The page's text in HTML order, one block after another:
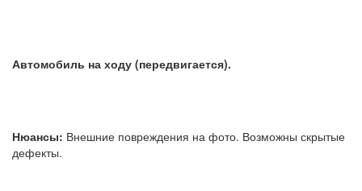
Автомобиль на ходу (передвигается).
Нюансы: Внешние повреждения на фото. Возможны скрытые
дефекты.